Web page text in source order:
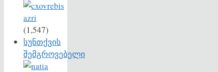
(1,547)
სუნთქვის
შემგროვებელი